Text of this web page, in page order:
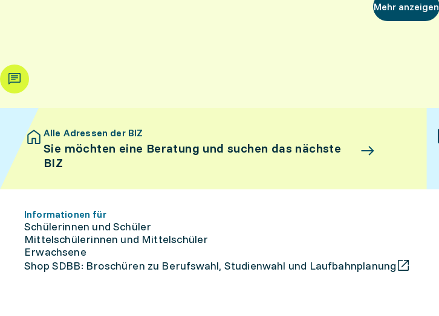
Mehr anzeigen
Alle Adressen der BIZ
Sie möchten eine Beratung und suchen das nächste
BIZ
Informationen für
Schülerinnen und Schüler
Mittelschülerinnen und Mittelschüler
Erwachsene
Shop SDBB: Broschüren zu Berufswahl, Studienwahl und Laufbahnplanung